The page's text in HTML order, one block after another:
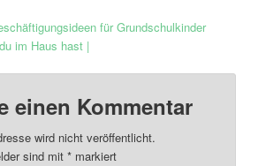
für Grundschulkinder
im Haus hast |
einen Kommentar
wird nicht veröffentlicht.
sind mit* markiert